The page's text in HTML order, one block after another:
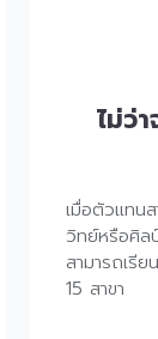
ไม่ว่
เมื่อตัวแทน
วิทย์หรือศิ
สามารถเรี
15 สาขา